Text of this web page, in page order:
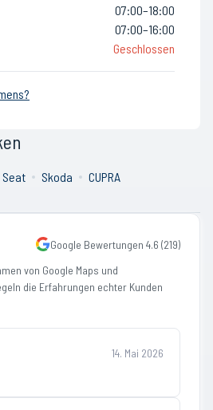
07:00–18:00
07:00–16:00
Geschlossen
Seat Skoda CUPRA
Google Bewertungen 4.6 (219)
von Google Maps und
die Erfahrungen echter Kunden
14. Mai 2026